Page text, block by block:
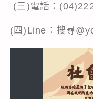
(三)電話：
(四)Line：搜尋